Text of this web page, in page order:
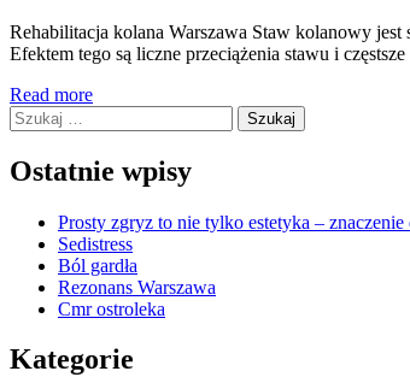
Rehabilitacja kolana Warszawa Staw kolanowy
Efektem tego są liczne przeciążenia stawu i
Read more
Szukaj:
Ostatnie wpisy
Prosty zgryz to nie tylko estetyka –
Sedistress
Ból gardła
Rezonans Warszawa
Cmr ostroleka
Kategorie